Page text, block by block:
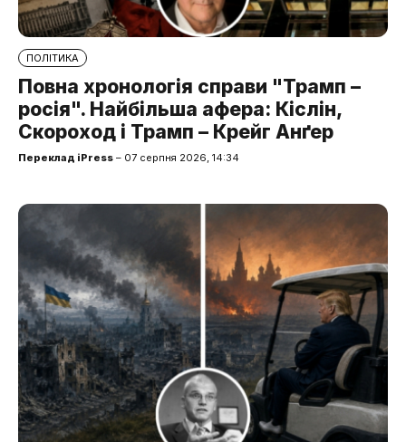
ПОЛІТИКА
Повна хронологія справи "Трамп –
росія". Найбільша афера: Кіслін,
Скороход і Трамп – Крейг Анґер
Переклад iPress – 07 серпня 2026, 14:34